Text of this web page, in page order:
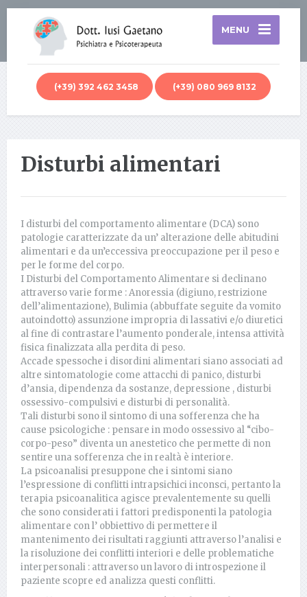
MENU
(+39) 392 462 3458 (+39) 080 969 8132
Disturbi alimentari
I disturbi del comportamento alimentare (DCA) sono
patologie caratterizzate da un’ alterazione delle abitudini
alimentari e da un’eccessiva preoccupazione per il peso e
per le forme del corpo.
I Disturbi del Comportamento Alimentare si declinano
attraverso varie forme : Anoressia (digiuno, restrizione
dell’alimentazione), Bulimia (abbuffate seguite da vomito
autoindotto) assunzione impropria di lassativi e/o diuretici
al fine di contrastare l’aumento ponderale, intensa attività
fisica finalizzata alla perdita di peso.
Accade spessoche i disordini alimentari siano associati ad
altre sintomatologie come attacchi di panico, disturbi
d’ansia, dipendenza da sostanze, depressione , disturbi
ossessivo-compulsivi e disturbi di personalità.
Tali disturbi sono il sintomo di una sofferenza che ha
cause psicologiche : pensare in modo ossessivo al “cibo-
corpo-peso” diventa un anestetico che permette di non
sentire una sofferenza che in realtà è interiore.
La psicoanalisi presuppone che i sintomi siano
l’espressione di conflitti intrapsichici inconsci, pertanto la
terapia psicoanalitica agisce prevalentemente su quelli
che sono considerati i fattori predisponenti la patologia
alimentare con l’ obbiettivo di permettere il
mantenimento dei risultati raggiunti attraverso l’analisi e
la risoluzione dei conflitti interiori e delle problematiche
interpersonali : attraverso un lavoro di introspezione il
paziente scopre ed analizza questi conflitti.